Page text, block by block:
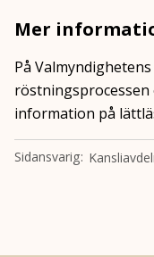
Mer
På
röstningsprocessen
information på
Sidansvarig